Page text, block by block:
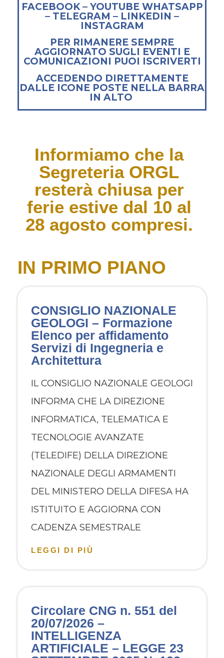
FACEBOOK – YOUTUBE WHATSAPP
– TELEGRAM – LINKEDIN –
INSTAGRAM
PER RIMANERE SEMPRE
AGGIORNATO SUGLI EVENTI E
COMUNICAZIONI PUOI ISCRIVERTI
ACCEDENDO DIRETTAMENTE
DALLE ICONE POSTE NELLA BARRA
IN ALTO
Informiamo che la
Segreteria ORGL
resterà chiusa per
ferie estive dal 10 al
28 agosto compresi.
IN PRIMO PIANO
CONSIGLIO NAZIONALE
GEOLOGI – Formazione
Elenco per affidamento
Servizi di Ingegneria e
Architettura
IL CONSIGLIO NAZIONALE GEOLOGI
INFORMA CHE LA DIREZIONE
INFORMATICA, TELEMATICA E
TECNOLOGIE AVANZATE
(TELEDIFE) DELLA DIREZIONE
NAZIONALE DEGLI ARMAMENTI
DEL MINISTERO DELLA DIFESA HA
ISTITUITO E AGGIORNA CON
CADENZA SEMESTRALE
LEGGI DI PIÙ
Circolare CNG n. 551 del
20/07/2026 –
INTELLIGENZA
ARTIFICIALE – LEGGE 23